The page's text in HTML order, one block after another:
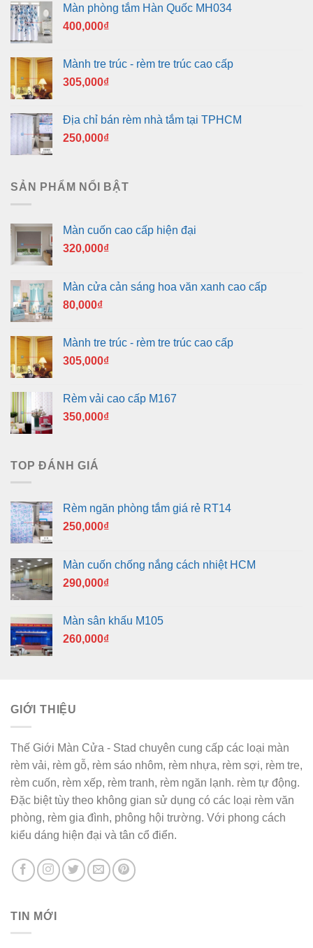
Màn phòng tắm Hàn Quốc MH034
400,000₫
Mành tre trúc - rèm tre trúc cao cấp
305,000₫
Địa chỉ bán rèm nhà tắm tại TPHCM
250,000₫
SẢN PHẨM NỔI BẬT
Màn cuốn cao cấp hiện đại
320,000₫
Màn cửa cản sáng hoa văn xanh cao cấp
80,000₫
Mành tre trúc - rèm tre trúc cao cấp
305,000₫
Rèm vải cao cấp M167
350,000₫
TOP ĐÁNH GIÁ
Rèm ngăn phòng tắm giá rẻ RT14
250,000₫
Màn cuốn chống nắng cách nhiệt HCM
290,000₫
Màn sân khấu M105
260,000₫
GIỚI THIỆU
Thế Giới Màn Cửa - Stad chuyên cung cấp các loại màn
rèm vải, rèm gỗ, rèm sáo nhôm, rèm nhựa, rèm sợi, rèm tre,
rèm cuốn, rèm xếp, rèm tranh, rèm ngăn lạnh. rèm tự động.
Đặc biệt tùy theo không gian sử dụng có các loại rèm văn
phòng, rèm gia đình, phông hội trường. Với phong cách
kiểu dáng hiện đại và tân cổ điển.
TIN MỚI